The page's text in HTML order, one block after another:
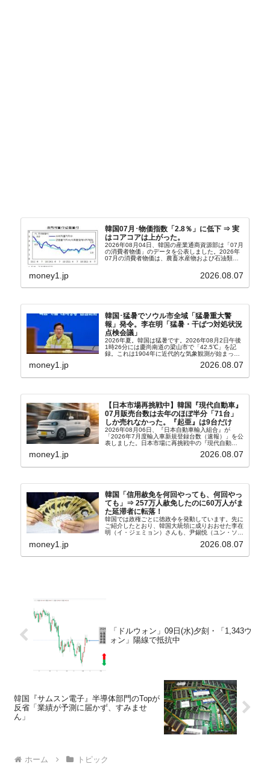
韓国07月･物価指数「2.8％」に低下 ⇒ 実
はコアコアは上がった。
2026年08月04日、韓国の産業通商資源部は「07月
の消費者物価」のデータを公表しました。2026年
07月の消費者物価は、農畜水産物および石油類の
2.8％上昇（06月は3.2％）となり、上昇率は前...
money1.jp 2026.08.07
韓国･猛暑でソウル市全域「猛暑重大警
報」発令。李在明「猛暑・干ばつ対処状況
点検会議」
2026年夏。韓国は猛暑です。2026年08月2日午後
1時26分には慶尚南道の梁山市で「42.5℃」を記
録。これは1904年に近代的な気象観測が始まって
ウル市全域への「猛暑重大警報」が発令され...
money1.jp 2026.08.07
【日本市場再挑戦中】韓国『現代自動車』
07月販売台数は去年のほぼ半分「71台」
しか売れなかった。『起亜』は9台だけ
2026年08月06日、『日本自動車輸入組合』が
「2026年7月度輸入車新規登録台数（速報）」を公
表しました。日本市場に再挑戦中の『現代自動
台数はこの中に捉えられているはずです。先月から
money1.jp 2026.08.07
韓国「信用赦免を何回やっても、何回やっ
ても」⇒ 257万人赦免したのに60万人がま
た延滞者に転落！
韓国では政権ごとに徳政令を発動しています。先に
ご紹介したとおり、韓国大統領に成りおおせた李在
明（イ・ジェミョン）さんも、尹錫悦（ユン・ソギ
バンクにして不良債権の買い取りを行い、分割償還
money1.jp 2026.08.07
「ドルウォン」09日(水)夕刻・「1,343ウ
ォン」陽線で抵抗中
韓国『サムスン電子』半導体部門のTopが
反省「業績が予測に届かず、すみませ
ん」
ホーム トピック